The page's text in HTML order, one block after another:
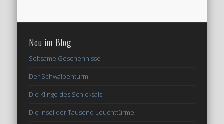
Neu im Blog
Seltsame Geschehnisse
Der Schwalbenturm
Die Klinge des Schicksals
Die Insel der Tausend Leuchttürme